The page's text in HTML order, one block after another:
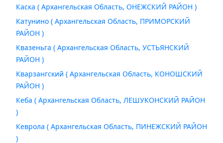
Каска ( Архангельская Область, ОНЕЖСКИЙ РАЙОН )
Катунино ( Архангельская Область, ПРИМОРСКИЙ
РАЙОН )
Квазеньга ( Архангельская Область, УСТЬЯНСКИЙ
РАЙОН )
Кварзангский ( Архангельская Область, КОНОШСКИЙ
РАЙОН )
Кеба ( Архангельская Область, ЛЕШУКОНСКИЙ РАЙОН
)
Кеврола ( Архангельская Область, ПИНЕЖСКИЙ РАЙОН
)